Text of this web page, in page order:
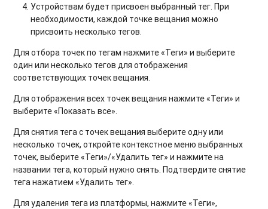
Устройствам будет присвоен выбранный тег. При
необходимости, каждой точке вещания можно
присвоить несколько тегов.
Дляотбора точек по тегам нажмите «Теги» и выберите
один или несколько тегов для отображения
соответствующих точек вещания.
Дляотображения всех точек вещания нажмите «Теги» и
выберите «Показать все».
Дляснятия тега с точек вещания выберите одну или
несколько точек, откройте контекстное меню выбранных
точек, выберите «Теги»/«Удалить тег» и нажмите на
названии тега, который нужно снять. Подтвердите снятие
тега нажатием «Удалить тег».
Дляудаления тега из платформы, нажмите «Теги»,